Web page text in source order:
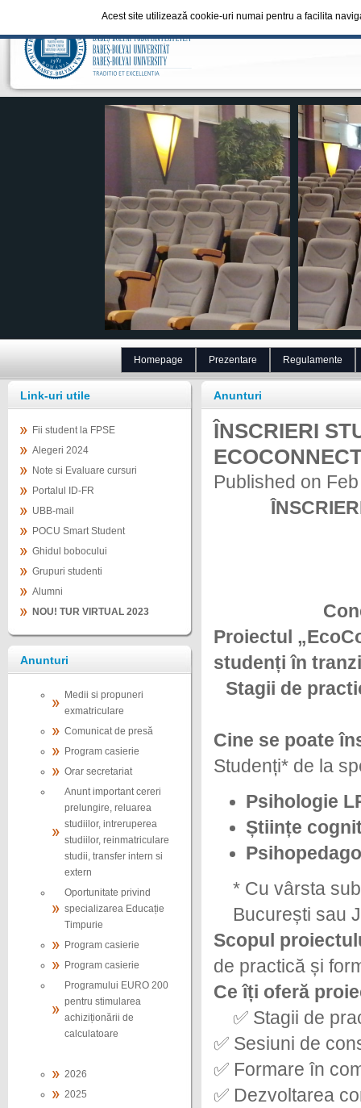
Homepage Prezentare Regulamente
Link-uri utile
Fii student la FPSE
Alegeri 2024
Note si Evaluare cursuri
Portalul ID-FR
UBB-mail
POCU Smart Student
Ghidul bobocului
Grupuri studenti
Alumni
NOU! TUR VIRTUAL 2023
Anunturi
Medii si propuneri
exmatriculare
Comunicat de presă
Program casierie
Orar secretariat
Anunt important cereri
prelungire, reluarea
studiilor, intreruperea
studiilor, reinmatriculare
studii, transfer intern si
extern
Oportunitate privind
specializarea Educație
Timpurie
Program casierie
Program casierie
Programului EURO 200
pentru stimularea
achiziționării de
calculatoare
2026
2025
Anunturi
ÎNSCRIERI
Published on
Proiectul
studenți în
Stagii de
Cine se poate
Studenți* de la
Psihologie
Științe
* Cu vârsta
București sau
Scopul
de practică și
Ce îți oferă
✅ Stagii de
✅ Sesiuni de
✅ Formare în
✅ Dezvoltarea
Acest site utilizează cookie-uri numai pentru a facilita